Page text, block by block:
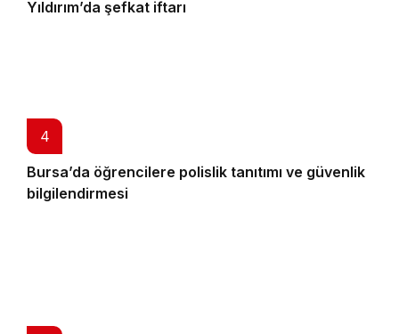
Yıldırım’da şefkat iftarı
4
Bursa’da öğrencilere polislik tanıtımı ve güvenlik
bilgilendirmesi